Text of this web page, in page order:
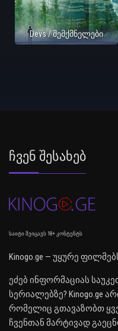
Devs / შემქმნელები
Ჩვენ Შესახებ
საიტი შეიცავს 18+ კონტენტს
Kinogo.ge — უყურე
ეძებ ინფორმაციას
სერიალებზე? Kinogo.ge
რომელიც გთავაზობთ
ჩვენთან მარტივად